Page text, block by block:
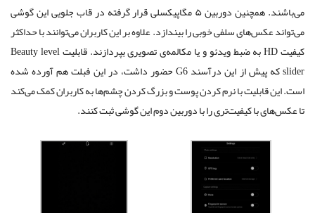
می‌باشند. همچنین دوربین ۵ مگاپیکسلی قرار گرفته در قاب جلویی این گوشی
می‌تواند عکس‌های سلفی خوبی را بیندازد. علاوه بر این کاربران می‌توانند با حداکثر
کیفیت HD به ضبط ویدئو و یا مکالمه‌ی تصویری بپردازند. قابلیت Beauty level
slider که پیش از این درآسند G6 حضور داشت، در این فبلت هم آورده شده
است. این قابلیت با نرم کردن پوست و بزرگ کردن چشم‌ها به کاربران کمک می‌کند
تا عکس‌های با کیفیت‌تری را با دوربین دوم این گوشی ثبت کنند.